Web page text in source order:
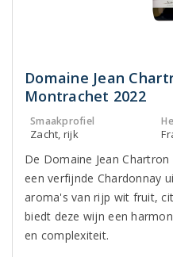
Domaine Jean
Montrachet 2022
Smaakprofiel
Zacht, rijk
De Domaine Jean
een verfijnde Chardonnay
aroma's van rijp wit fruit,
biedt deze wijn een
en complexiteit.